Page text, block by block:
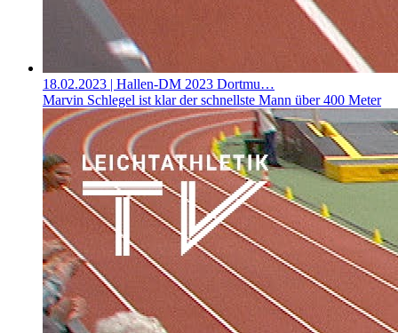
18.02.2023 | Hallen-DM 2023 Dortmu…
Marvin Schlegel ist klar der schnellste Mann über 400 Meter